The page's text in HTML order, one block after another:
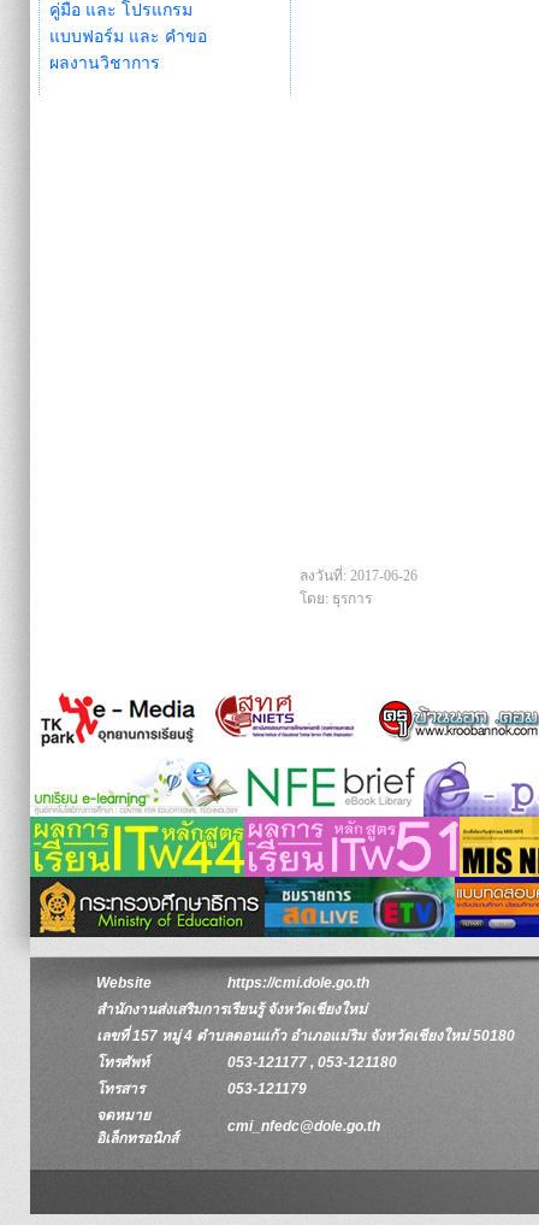
คู่มือ และ โปรแกรม
แบบฟอร์ม และ คำขอ
ผลงานวิชาการ
ลงวันที่: 2017-06-26
โดย: ธุรการ
Website
https://cmi.dole.go.th
สำนักงานส่งเสริมการเรียนรู้ จังหวัดเชียงใหม่
เลขที่ 157 หมู่ 4 ตำบลดอนแก้ว อำเภอแม่ริม จังหวัดเชียงใหม่ 50180
โทรศัพท์
053-121177 , 053-121180
โทรสาร
053-121179
จดหมาย
อิเล็กทรอนิกส์
cmi_nfedc@dole.go.th